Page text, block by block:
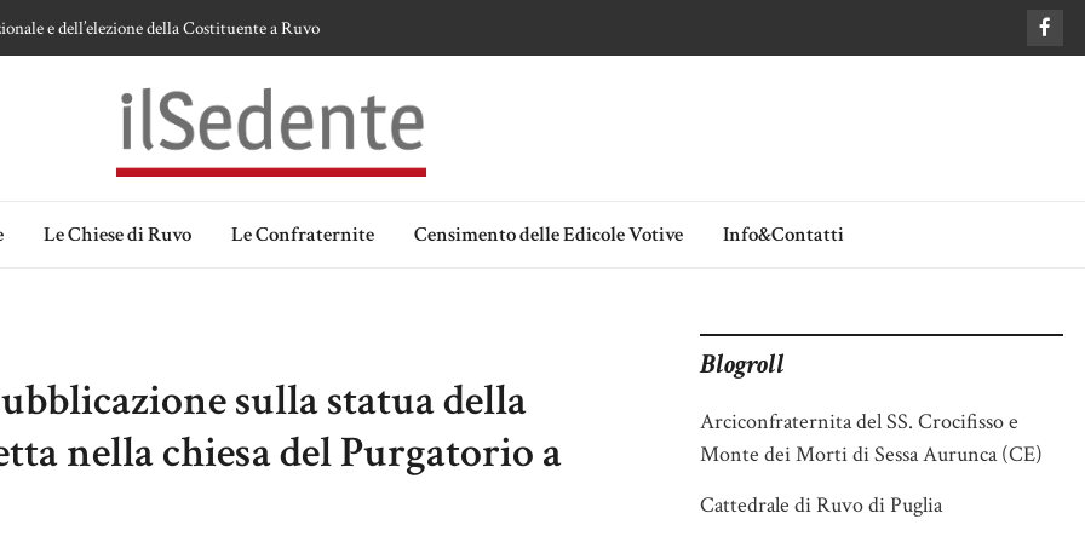
e dell’elezione della Costituente a Ruvo
Madonna delle Grazie di Ruvo di Puglia
Ipotesi e memorie.
Le Chiese di Ruvo Le Confraternite Censimento delle Edicole Votive Info&Contatti
sulla statua della
nella chiesa del Purgatorio a
Blogroll
Arciconfraternita del SS. Crocifisso e
Monte dei Morti di Sessa Aurunca (CE)
Cattedrale di Ruvo di Puglia